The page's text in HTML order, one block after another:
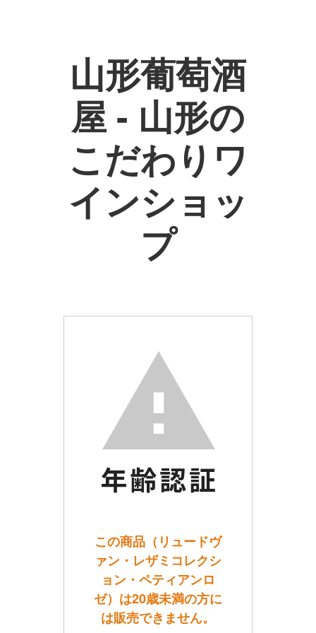
山形葡萄酒
屋 - 山形の
こだわりワ
インショッ
プ
この商品（リュードヴ
ァン・レザミコレクシ
ョン・ペティアンロ
ゼ）は20歳未満の方に
は販売できません。